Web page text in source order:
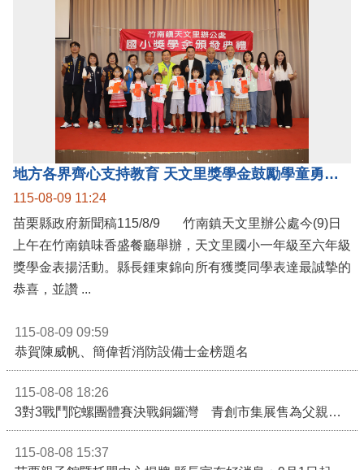
地方各界齊心支持教育 天文里獎學金鼓勵學童勇敢追夢
115-08-09 11:24
苗栗縣政府新聞稿115/8/9 竹南鎮天文里辦公處今(9)日
上午在竹南鎮味香盛餐廳舉辦，天文里國小一年級至六年級
獎學金表揚活動。縣長鍾東錦向所有獲獎同學表達最誠摯的
115-08-09 09:59
恭賀陳威帆、簡偉哲消防設備士金榜題名
115-08-08 18:26
115-08-08 15:37